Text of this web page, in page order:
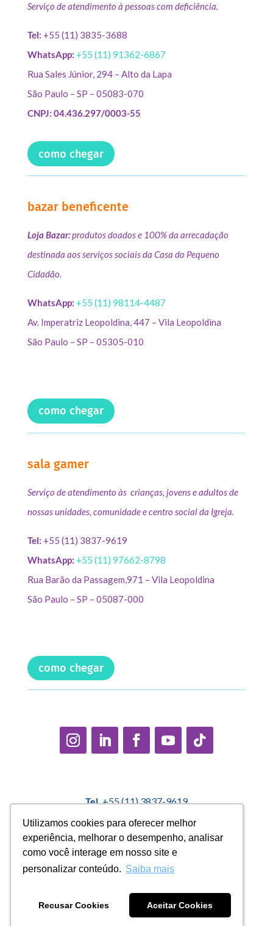
Utilizamos cookies para oferecer melhor
experiência, melhorar o desempenho, analisar
como você interage em nosso site e
personalizar conteúdo. Saiba mais
Recusar Cookies Aceitar Cookies
Utilizamos cookies para oferecer melhor
experiência, melhorar o desempenho, analisar
como você interage em nosso site e
personalizar conteúdo. Saiba mais
Recusar Cookies Aceitar Cookies
Serviço de atendimento à pessoas com deficiência.
Tel: +55 (11) 3835-3688
WhatsApp: +55 (11) 91362-6867
Rua Sales Júnior, 294 – Alto da Lapa
São Paulo – SP – 05083-070
CNPJ: 04.436.297/0003-55
como chegar
bazar beneficente
Loja Bazar:produtos doados e 100% da arrecadação
destinada aos serviços sociais da Casa do Pequeno
Cidadão.
WhatsApp: +55 (11) 98114-4487
Av. Imperatriz Leopoldina, 447 – Vila Leopoldina
São Paulo – SP – 05305-010
como chegar
sala gamer
Serviço de atendimento às crianças, jovens e adultos de
nossas unidades, comunidade e centro social da Igreja.
Tel: +55 (11) 3837-9619
WhatsApp: +55 (11) 97662-8798
Rua Barão da Passagem,971 – Vila Leopoldina
São Paulo – SP – 05087-000
como chegar
Tel.+55 (11) 3837-9619
Política Interna de Proteção de Dados |Encarregado de
Dados: Marcelo Correa |
denuncias@casadopequenocidadao.org.br